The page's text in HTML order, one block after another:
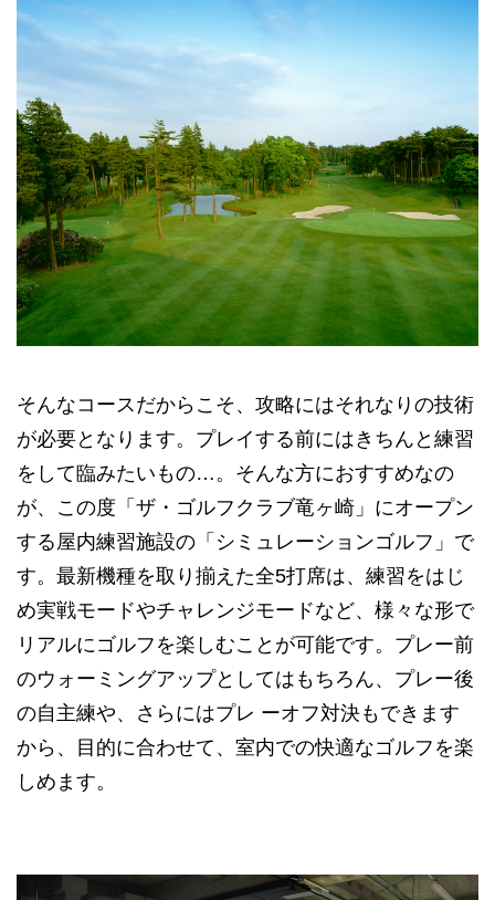
そんなコースだからこそ、攻略にはそれなりの技術
が必要となります。プレイする前にはきちんと練習
をして臨みたいもの…。そんな方におすすめなの
が、この度「ザ・ゴルフクラブ竜ヶ崎」にオープン
する屋内練習施設の「シミュレーションゴルフ」で
す。最新機種を取り揃えた全5打席は、練習をはじ
め実戦モードやチャレンジモードなど、様々な形で
リアルにゴルフを楽しむことが可能です。プレー前
のウォーミングアップとしてはもちろん、プレー後
の自主練や、さらにはプレ ーオフ対決もできます
から、目的に合わせて、室内での快適なゴルフを楽
しめます。